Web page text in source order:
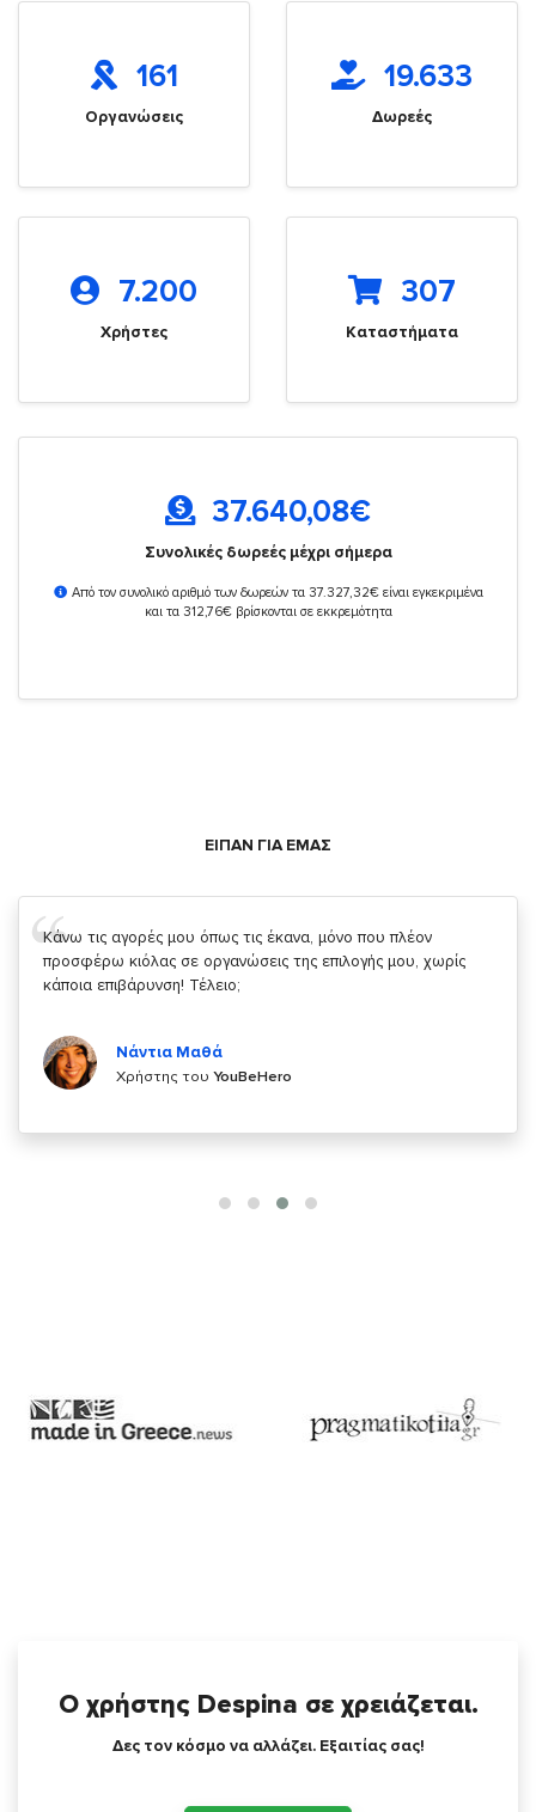
161
Οργανώσεις
19.633
Δωρεές
7.200
Χρήστες
307
Καταστήματα
37.640,08€
Συνολικές δωρεές μέχρι σήμερα
Από τον συνολικό αριθμό των δωρεών τα 37.327,32€ είναι εγκεκριμένα
και τα 312,76€ βρίσκονται σε εκκρεμότητα
ΕΙΠΑΝ ΓΙΑ ΕΜΑΣ
Σας ευχαριστώ που μας δίνετε την δυνατότητα να κάνουμε
κάτι!
Χρήστης τουYouBeHero
Ο χρήστης Despina σε χρειάζεται.
Δες τον κόσμο να αλλάζει. Εξαιτίας σας!